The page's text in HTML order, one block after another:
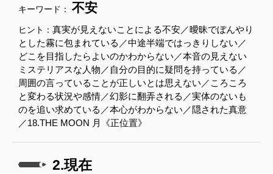
キーワード： 不安
ヒント： 真実が見えないことによる不安／曖昧でぼんやり
とした霧に包まれている／中途半端ではっきりしない／
どこを目指したらよいのかわからない／本音の見えない
ミステリアスな人物／自分の目的に疑問を持っている／
周囲の言っていることが正しいとは思えない／ころころ
と変わる状況や感情／幻影に翻弄される／実体のないも
のを追い求めている／本心がわからない／隠された真意
／18.THE MOON 月《正位置》
2.現在